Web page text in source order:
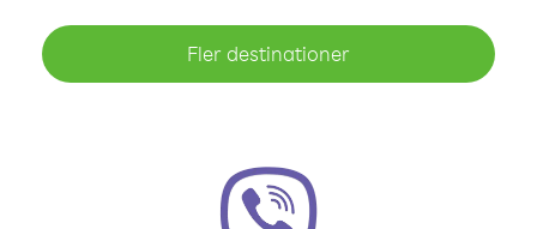
Fler destinationer